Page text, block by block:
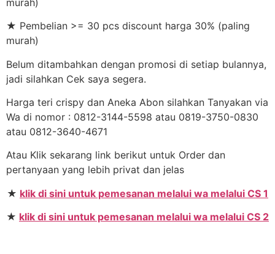
★ Pembelian >= 30 pcs discount harga 30% (paling
murah)
Belum ditambahkan dengan promosi di setiap bulannya,
jadi silahkan Cek saya segera.
Harga teri crispy dan Aneka Abon silahkan Tanyakan via
Wa di nomor : 0812-3144-5598 atau 0819-3750-0830
atau 0812-3640-4671
Atau Klik sekarang link berikut untuk Order dan
pertanyaan yang lebih privat dan jelas
★ klik di sini untuk pemesanan melalui wa melalui CS 1
★ klik di sini untuk pemesanan melalui wa melalui CS 2